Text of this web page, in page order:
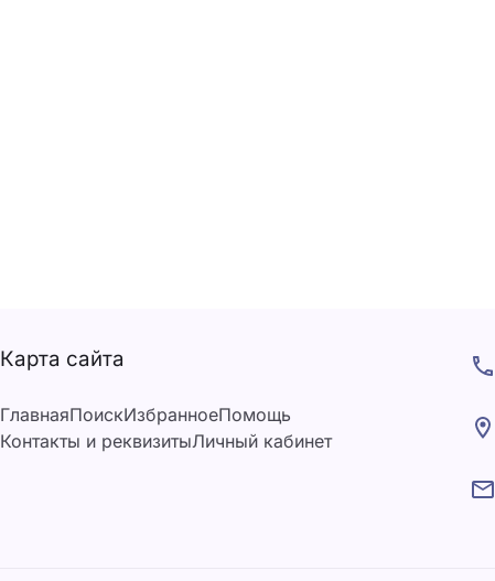
Карта сайта
ГлавнаяПоискИзбранноеПомощь
Контакты и реквизитыЛичный кабинет